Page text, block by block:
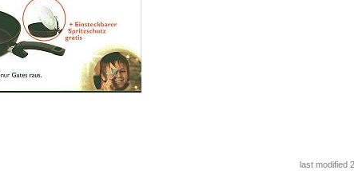
last modified